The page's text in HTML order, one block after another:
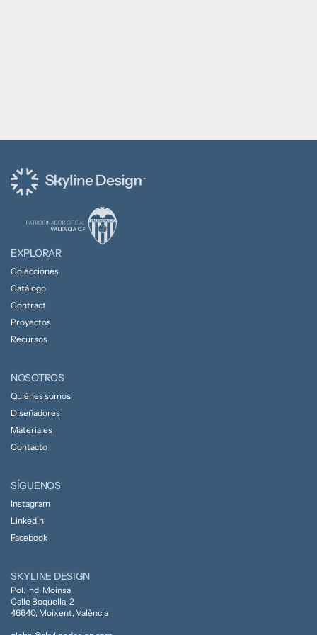
EXPLORAR
Colecciones
Catálogo
Contract
Proyectos
Recursos
NOSOTROS
Quiénes somos
Diseñadores
Materiales
Contacto
SÍGUENOS
Instagram
LinkedIn
Facebook
SKYLINE DESIGN
Pol. Ind. Moinsa
Calle Boquella, 2
46640, Moixent, València